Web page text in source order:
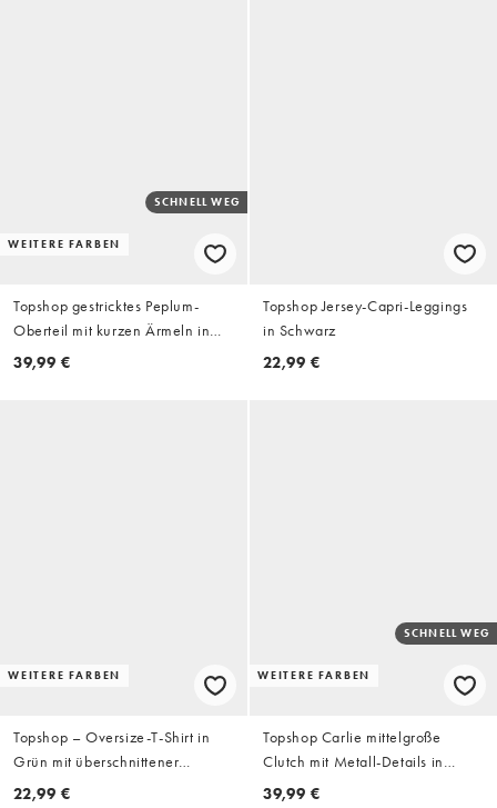
WEITERE FARBEN
SCHNELL WEG
Topshop gestricktes Peplum-
Oberteil mit kurzen Ärmeln in
Elfenbein
39,99 €
Topshop Jersey-Capri-Leggings
in Schwarz
22,99 €
WEITERE FARBEN
Topshop – Oversize-T-Shirt in
Grün mit überschnittener
Schulter
22,99 €
WEITERE FARBEN
SCHNELL WEG
Topshop Carlie mittelgroße
Clutch mit Metall-Details in
Khaki
39,99 €